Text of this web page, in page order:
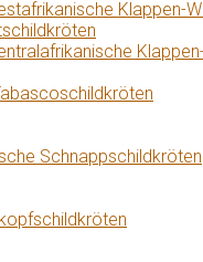
Klappen-
Schnappschildkröten